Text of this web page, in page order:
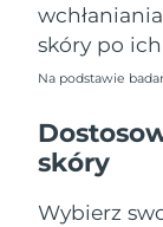
skóry po
Na podstawie
skóry
Wybierz